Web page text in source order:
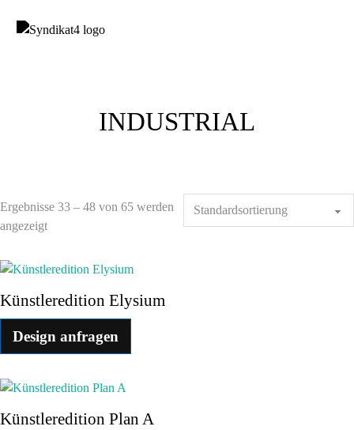
INDUSTRIAL
Ergebnisse 33 – 48 von 65 werden
angezeigt
Künstleredition Elysium
Design anfragen
Künstleredition Plan A